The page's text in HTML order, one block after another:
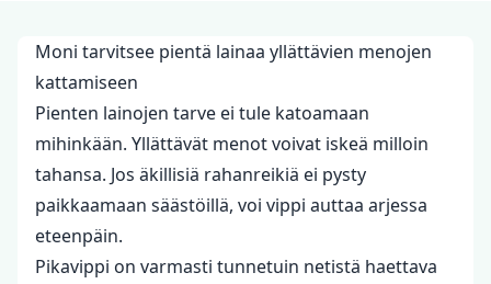
Moni tarvitsee pientä lainaa yllättävien menojen
kattamiseen
Pienten lainojen tarve ei tule katoamaan
mihinkään. Yllättävät menot voivat iskeä milloin
tahansa. Jos äkillisiä rahanreikiä ei pysty
paikkaamaan säästöillä, voi vippi auttaa arjessa
eteenpäin.
Pikavippi on varmasti tunnetuin netistä haettava